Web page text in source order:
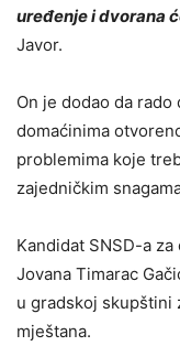
uređenje i dvorana
Javor.
On je dodao da
domaćinima
problemima koje
zajedničkim
Kandidat SNSD-a
Jovana Timarac
u gradskoj skupštini
mještana.